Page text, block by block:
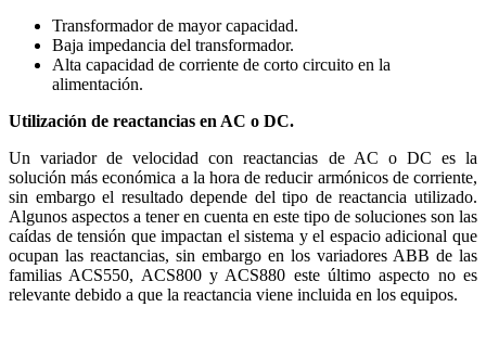
Transformador de mayor capacidad.
Baja impedancia del transformador.
Alta capacidad de corriente de corto circuito en la
alimentación.
Utilización de reactancias en AC o DC.
Un variador de velocidad con reactancias de AC o DC es la
solución más económica a la hora de reducir armónicos de corriente,
sin embargo el resultado depende del tipo de reactancia utilizado.
Algunos aspectos a tener en cuenta en este tipo de soluciones son las
caídas de tensión que impactan el sistema y el espacio adicional que
ocupan las reactancias, sin embargo en los variadores ABB de las
familias ACS550, ACS800 y ACS880 este último aspecto no es
relevante debido a que la reactancia viene incluida en los equipos.